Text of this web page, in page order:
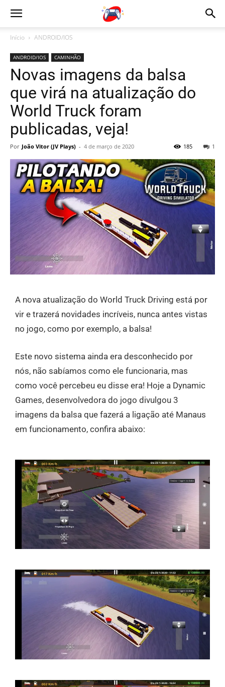
Início ANDROID/IOS
ANDROID/IOS CAMINHÃO
Novas imagens da balsa
que virá na atualização do
World Truck foram
publicadas, veja!
Por João Vitor (JV Plays) - 4 de março de 2020 1
185
A nova atualização do World Truck Driving está por
vir e trazerá novidades incríveis, nunca antes vistas
no jogo, como por exemplo, a balsa!
Este novo sistema ainda era desconhecido por
nós, não sabíamos como ele funcionaria, mas
como você percebeu eu disse era! Hoje a Dynamic
Games, desenvolvedora do jogo divulgou 3
imagens da balsa que fazerá a ligação até Manaus
em funcionamento, confira abaixo: